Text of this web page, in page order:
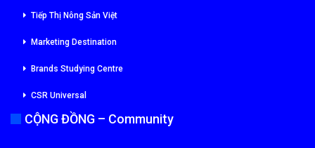
Tiếp Thị Nông Sản Việt
Marketing Destination
Brands Studying Centre
CSR Universal
CỘNG ĐỒNG – Community